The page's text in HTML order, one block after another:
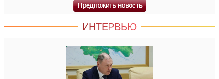
ИНТЕРВЬЮ